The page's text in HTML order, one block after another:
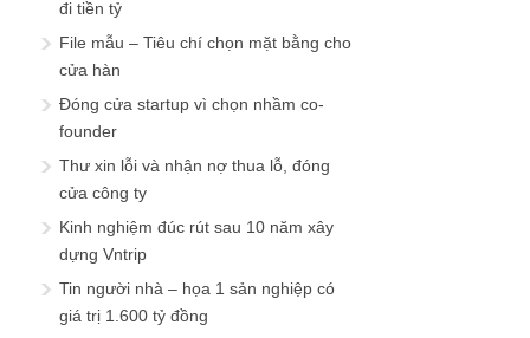
đi tiền tỷ
File mẫu – Tiêu chí chọn mặt bằng cho
cửa hàn
Đóng cửa startup vì chọn nhầm co-
founder
Thư xin lỗi và nhận nợ thua lỗ, đóng
cửa công ty
Kinh nghiệm đúc rút sau 10 năm xây
dựng Vntrip
Tin người nhà – họa 1 sản nghiệp có
giá trị 1.600 tỷ đồng